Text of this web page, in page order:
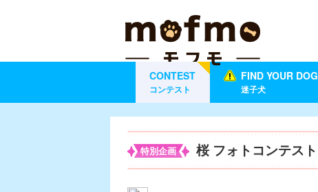
CONTEST
コンテスト
FIND YOUR DOG
迷子犬
特別企画 桜 フォトコンテスト